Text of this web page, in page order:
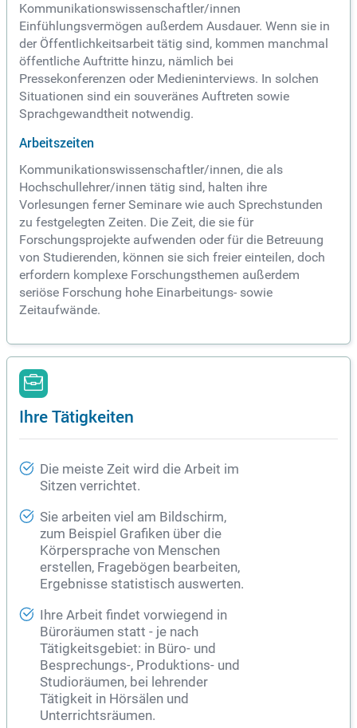
Kommunikationswissenschaftler/innen
Einfühlungsvermögen außerdem Ausdauer. Wenn sie in
der Öffentlichkeitsarbeit tätig sind, kommen manchmal
öffentliche Auftritte hinzu, nämlich bei
Pressekonferenzen oder Medieninterviews. In solchen
Situationen sind ein souveränes Auftreten sowie
Sprachgewandtheit notwendig.
Arbeitszeiten
Kommunikationswissenschaftler/innen, die als
Hochschullehrer/innen tätig sind, halten ihre
Vorlesungen ferner Seminare wie auch Sprechstunden
zu festgelegten Zeiten. Die Zeit, die sie für
Forschungsprojekte aufwenden oder für die Betreuung
von Studierenden, können sie sich freier einteilen, doch
erfordern komplexe Forschungsthemen außerdem
seriöse Forschung hohe Einarbeitungs- sowie
Zeitaufwände.
Ihre Tätigkeiten
Die meiste Zeit wird die Arbeit im
Sitzen verrichtet.
Sie arbeiten viel am Bildschirm,
zum Beispiel Grafiken über die
Körpersprache von Menschen
erstellen, Fragebögen bearbeiten,
Ergebnisse statistisch auswerten.
Ihre Arbeit findet vorwiegend in
Büroräumen statt - je nach
Tätigkeitsgebiet: in Büro- und
Besprechungs-, Produktions- und
Studioräumen, bei lehrender
Tätigkeit in Hörsälen und
Unterrichtsräumen.